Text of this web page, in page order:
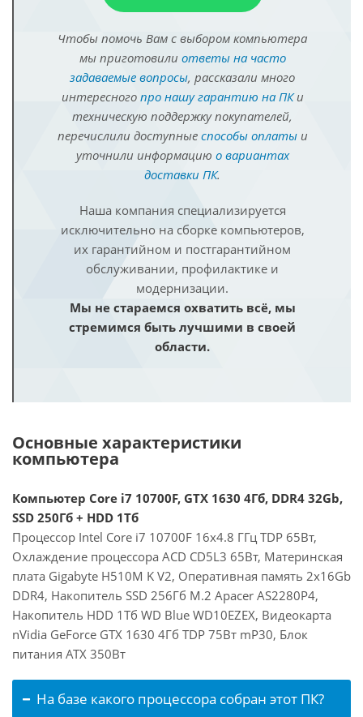
Чтобы помочь Вам с выбором компьютера
мы приготовили ответы на часто
задаваемые вопросы, рассказали много
интересного про нашу гарантию на ПКи
техническую поддержку покупателей,
перечислили доступные способы оплатыи
уточнили информацию о вариантах
доставки ПК.
Наша компания специализируется
исключительно на сборке компьютеров,
их гарантийном и постгарантийном
обслуживании, профилактике и
модернизации.
Мы не стараемся охватить всё, мы
стремимся быть лучшими в своей
области.
Основные характеристики
компьютера
Компьютер Core i7 10700F, GTX 1630 4Гб, DDR4 32Gb,
SSD 250Гб + HDD 1Тб
Процессор Intel Core i7 10700F 16x4.8 ГГц TDP 65Вт,
Охлаждение процессора ACD CD5L3 65Вт, Материнская
плата Gigabyte H510M K V2, Оперативная память 2x16Gb
DDR4, Накопитель SSD 256Гб M.2 Apacer AS2280P4,
Накопитель HDD 1Тб WD Blue WD10EZEX, Видеокарта
nVidia GeForce GTX 1630 4Гб TDP 75Вт mP30, Блок
питания ATX 350Вт
На базе какого процессора собран этот ПК?